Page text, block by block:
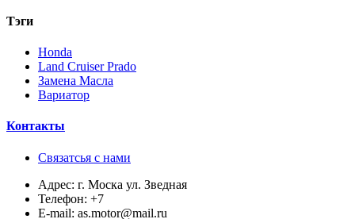
Тэги
Honda
Land Cruiser Prado
Замена Масла
Вариатор
Контакты
Связатсья с нами
Адрес: г. Моска ул. Зведная
Телефон: +7
E-mail: as.motor@mail.ru